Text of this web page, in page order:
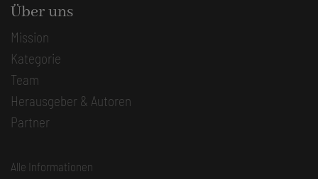
Über uns
Mission
Kategorie
Team
Herausgeber & Autoren
Partner
Alle Informationen